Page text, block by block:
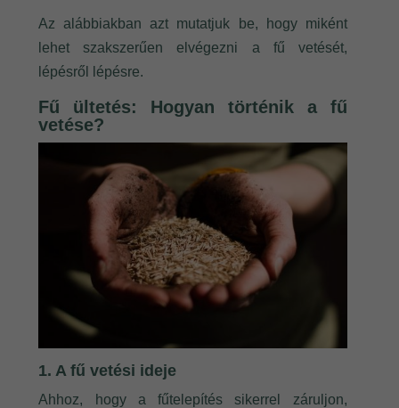
Az alábbiakban azt mutatjuk be, hogy miként
lehet szakszerűen elvégezni a fű vetését,
lépésről lépésre.
Fű ültetés: Hogyan történik a fű
vetése?
1. A fű vetési ideje
Ahhoz, hogy a fűtelepítés sikerrel záruljon,